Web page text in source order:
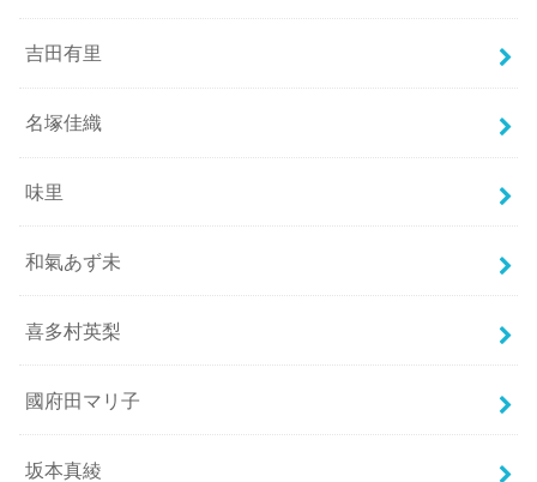
吉田有里
名塚佳織
味里
和氣あず未
喜多村英梨
國府田マリ子
坂本真綾